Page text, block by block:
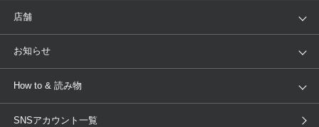
トピックス
WACOAL
AMPHI une nana cool
OUR WACOAL
店舗
店舗を探す
ブラ無料診断
お知らせ
新着情報
How to & 読み物
下着の基礎知識
SNSアカウント一覧